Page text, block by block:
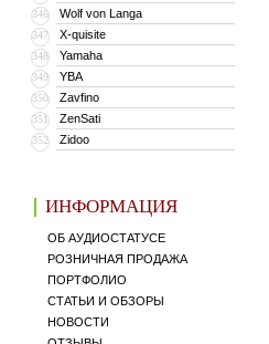
346 Wolf von Langa
347 X-quisite
348 Yamaha
349 YBA
350 Zavfino
351 ZenSati
352 Zidoo
ИНФОРМАЦИЯ
ОБ АУДИОСТАТУСЕ
РОЗНИЧНАЯ ПРОДАЖА
ПОРТФОЛИО
СТАТЬИ И ОБЗОРЫ
НОВОСТИ